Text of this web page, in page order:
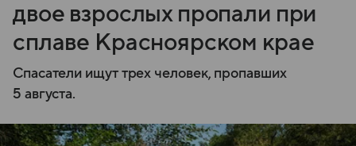
двое взрослых пропали при
сплаве Красноярском крае
Спасатели ищут трех человек, пропавших
5 августа.